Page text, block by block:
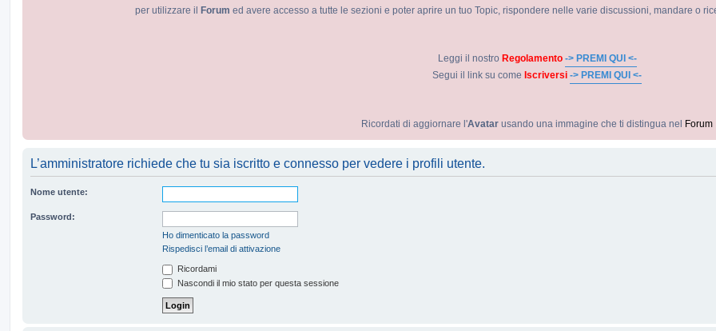
per utilizzare il
Forum ed avere accesso a tutte le sezioni e poter aprire un tuo Topic, rispondere nelle varie discussioni, mandare o
Leggi il nostro Regolamento -> PREMI QUI <-
Segui il link su come Iscriversi -> PREMI QUI <-
Ricordati di aggiornare l'Avatar usando una immagine che ti distingua nel Forum
L’amministratore richiede che tu sia iscritto e connesso per vedere i profili utente.
Nome utente:
Password:
Ho dimenticato la password
Rispedisci l’email di attivazione
Ricordami
Nascondi il mio stato per questa sessione